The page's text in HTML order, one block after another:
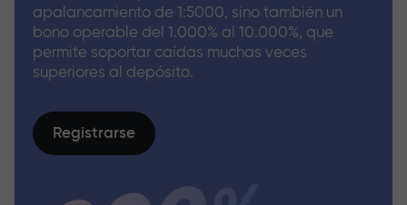
apalancamiento de 1:5000, sino también un
bono operable del 1.000% al 10.000%, que
permite soportar caídas muchas veces
superiores al depósito.
Registrarse